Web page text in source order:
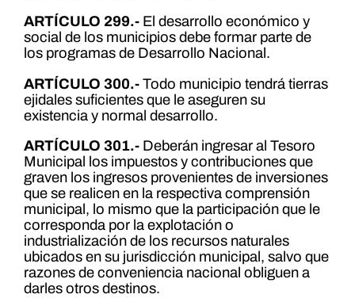
ARTÍCULO 299.- El desarrollo económico y
social de los municipios debe formar parte de
los programas de Desarrollo Nacional.
ARTÍCULO 300.- Todo municipio tendrá tierras
ejidales suficientes que le aseguren su
existencia y normal desarrollo.
ARTÍCULO 301.-Deberán ingresar al Tesoro
Municipal los impuestos y contribuciones que
graven los ingresos provenientes de inversiones
que se realicen en la respectiva comprensión
municipal, lo mismo que la participación que le
corresponda por la explotación o
industrialización de los recursos naturales
ubicados en su jurisdicción municipal, salvo que
razones de conveniencia nacional obliguen a
darles otros destinos.